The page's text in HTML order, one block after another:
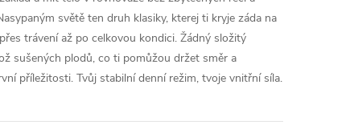
světě ten druh klasiky, kterej ti kryje záda na
trávení až po celkovou kondici. Žádný složitý
sušených plodů, co ti pomůžou držet směr a
příležitosti. Tvůj stabilní denní režim, tvoje vnitřní síla.